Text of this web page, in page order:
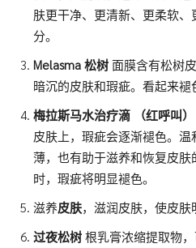
肤更干净、更清新、更柔软
分。
Melasma 松树 面膜含有松树
暗沉的皮肤和瑕疵。看起来褪
梅拉斯马水治疗滴
（红呼叫）
皮肤上，瑕疵会逐渐褪色。
薄，也有助于滋养和恢复皮
时，瑕疵将明显褪色。
滋养皮肤，滋润皮肤，使皮肤
过夜松树 根乳膏浓缩提取物